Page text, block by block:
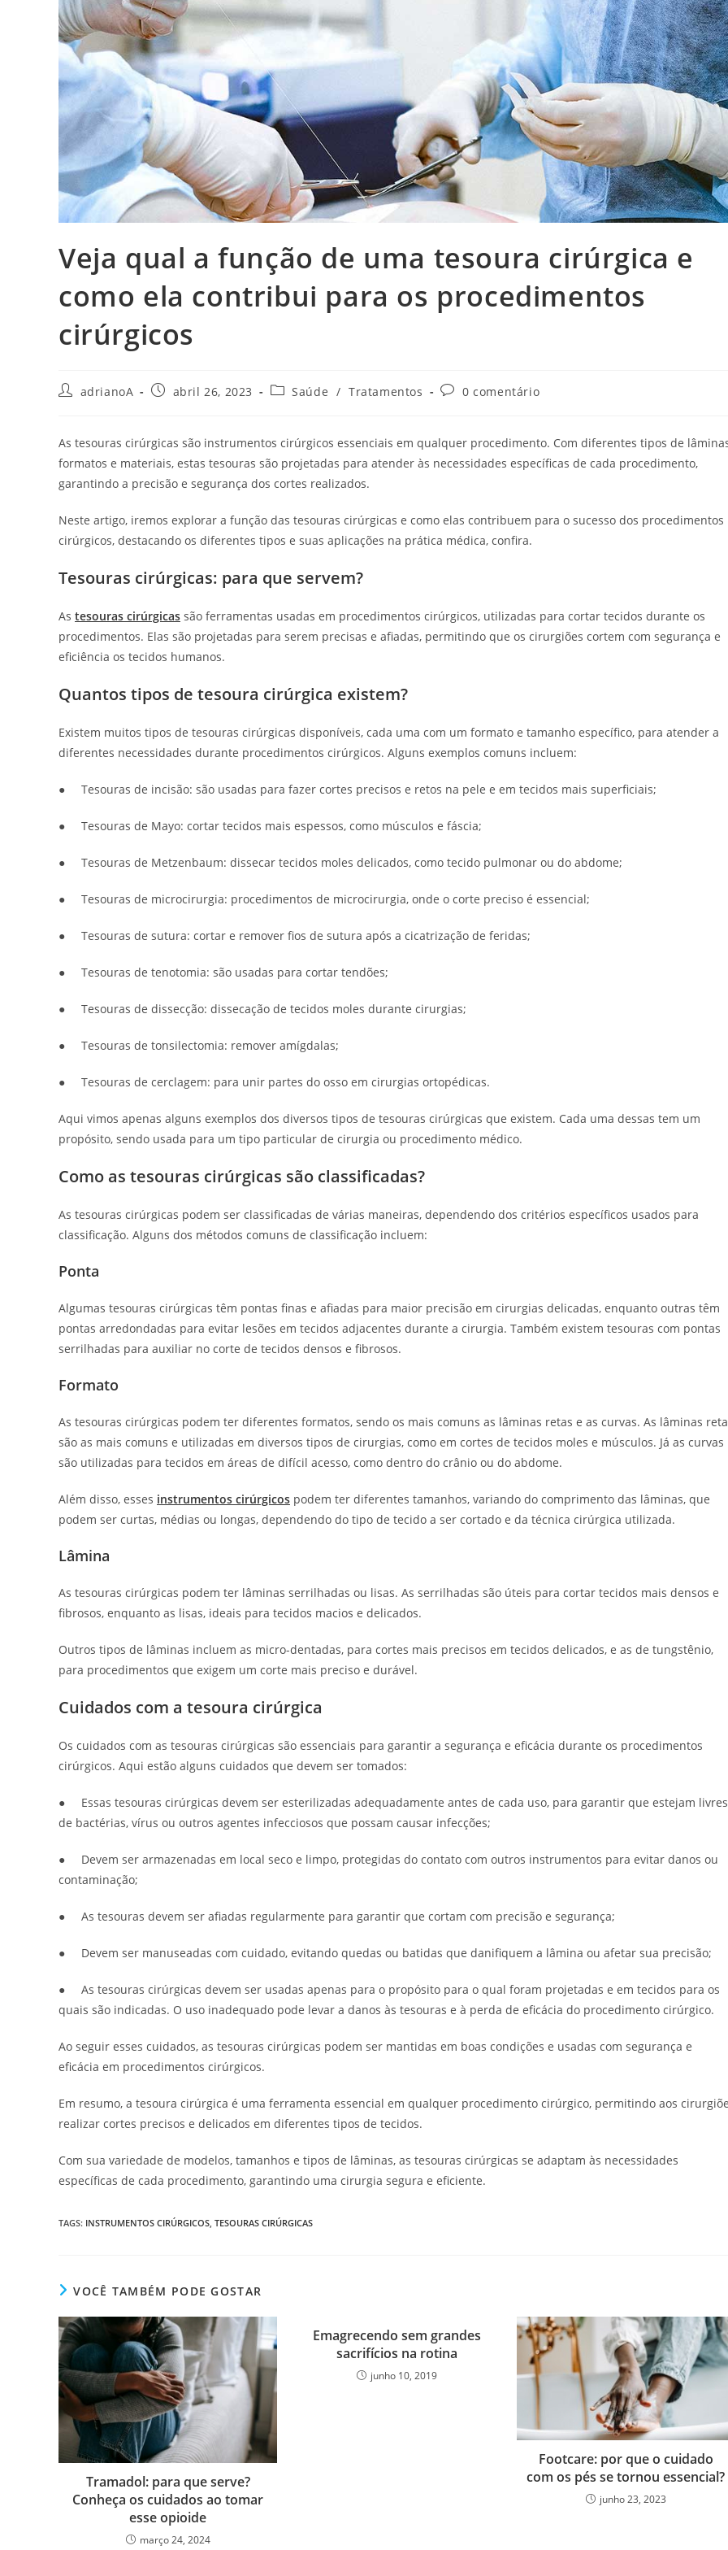
Veja qual a função de uma tesoura cirúrgica e
como ela contribui para os procedimentos
cirúrgicos
AutoradrianoA
Postabril 26, 2023
Categoria
Saúde / Tratamentos
Comentários
0 comentário
As tesouras cirúrgicas são instrumentos cirúrgicos essenciais em qualquer procedimento. Com diferentes tipos de
formatos e materiais, estas tesouras são projetadas para atender às necessidades específicas de cada procedimento,
garantindo a precisão e segurança dos cortes realizados.
Neste artigo, iremos explorar a função das tesouras cirúrgicas e como elas contribuem para o sucesso dos procedimentos
cirúrgicos, destacando os diferentes tipos e suas aplicações na prática médica, confira.
Tesouras cirúrgicas: para que servem?
As tesouras cirúrgicas são ferramentas usadas em procedimentos cirúrgicos, utilizadas para cortar tecidos durante os
procedimentos. Elas são projetadas para serem precisas e afiadas, permitindo que os cirurgiões cortem com segurança e
eficiência os tecidos humanos.
Quantos tipos de tesoura cirúrgica existem?
Existem muitos tipos de tesouras cirúrgicas disponíveis, cada uma com um formato e tamanho específico, para atender a
diferentes necessidades durante procedimentos cirúrgicos. Alguns exemplos comuns incluem:
● Tesouras de incisão: são usadas para fazer cortes precisos e retos na pele e em tecidos mais superficiais;
● Tesouras de Mayo: cortar tecidos mais espessos, como músculos e fáscia;
● Tesouras de Metzenbaum: dissecar tecidos moles delicados, como tecido pulmonar ou do abdome;
● Tesouras de microcirurgia: procedimentos de microcirurgia, onde o corte preciso é essencial;
● Tesouras de sutura: cortar e remover fios de sutura após a cicatrização de feridas;
● Tesouras de tenotomia: são usadas para cortar tendões;
● Tesouras de dissecção: dissecação de tecidos moles durante cirurgias;
● Tesouras de tonsilectomia: remover amígdalas;
● Tesouras de cerclagem: para unir partes do osso em cirurgias ortopédicas.
Aqui vimos apenas alguns exemplos dos diversos tipos de tesouras cirúrgicas que existem. Cada uma dessas tem um
propósito, sendo usada para um tipo particular de cirurgia ou procedimento médico.
Como as tesouras cirúrgicas são classificadas?
As tesouras cirúrgicas podem ser classificadas de várias maneiras, dependendo dos critérios específicos usados para
classificação. Alguns dos métodos comuns de classificação incluem:
Ponta
Algumas tesouras cirúrgicas têm pontas finas e afiadas para maior precisão em cirurgias delicadas, enquanto outras têm
pontas arredondadas para evitar lesões em tecidos adjacentes durante a cirurgia. Também existem tesouras com pontas
serrilhadas para auxiliar no corte de tecidos densos e fibrosos.
Formato
As tesouras cirúrgicas podem ter diferentes formatos, sendo os mais comuns as lâminas retas e as curvas. As lâminas
são as mais comuns e utilizadas em diversos tipos de cirurgias, como em cortes de tecidos moles e músculos. Já as curvas
são utilizadas para tecidos em áreas de difícil acesso, como dentro do crânio ou do abdome.
Além disso, esses instrumentos cirúrgicos podem ter diferentes tamanhos, variando do comprimento das lâminas, que
podem ser curtas, médias ou longas, dependendo do tipo de tecido a ser cortado e da técnica cirúrgica utilizada.
Lâmina
As tesouras cirúrgicas podem ter lâminas serrilhadas ou lisas. As serrilhadas são úteis para cortar tecidos mais densos e
fibrosos, enquanto as lisas, ideais para tecidos macios e delicados.
Outros tipos de lâminas incluem as micro-dentadas, para cortes mais precisos em tecidos delicados, e as de tungstênio,
para procedimentos que exigem um corte mais preciso e durável.
Cuidados com a tesoura cirúrgica
Os cuidados com as tesouras cirúrgicas são essenciais para garantir a segurança e eficácia durante os procedimentos
cirúrgicos. Aqui estão alguns cuidados que devem ser tomados:
● Essas tesouras cirúrgicas devem ser esterilizadas adequadamente antes de cada uso, para garantir que estejam livres
de bactérias, vírus ou outros agentes infecciosos que possam causar infecções;
● Devem ser armazenadas em local seco e limpo, protegidas do contato com outros instrumentos para evitar danos ou
contaminação;
● As tesouras devem ser afiadas regularmente para garantir que cortam com precisão e segurança;
● Devem ser manuseadas com cuidado, evitando quedas ou batidas que danifiquem a lâmina ou afetar sua precisão;
● As tesouras cirúrgicas devem ser usadas apenas para o propósito para o qual foram projetadas e em tecidos para os
quais são indicadas. O uso inadequado pode levar a danos às tesouras e à perda de eficácia do procedimento cirúrgico.
Ao seguir esses cuidados, as tesouras cirúrgicas podem ser mantidas em boas condições e usadas com segurança e
eficácia em procedimentos cirúrgicos.
Em resumo, a tesoura cirúrgica é uma ferramenta essencial em qualquer procedimento cirúrgico, permitindo aos
realizar cortes precisos e delicados em diferentes tipos de tecidos.
Com sua variedade de modelos, tamanhos e tipos de lâminas, as tesouras cirúrgicas se adaptam às necessidades
específicas de cada procedimento, garantindo uma cirurgia segura e eficiente.
TAGS: INSTRUMENTOS CIRÚRGICOS TESOURAS CIRÚRGICAS
VOCÊ TAMBÉM PODE GOSTAR
Tramadol: para que serve?
Conheça os cuidados ao tomar
esse opioide
março 24, 2024
Emagrecendo sem grandes
sacrifícios na rotina
junho 10, 2019
Footcare: por que o cuidado
com os pés se tornou essencial?
junho 23, 2023